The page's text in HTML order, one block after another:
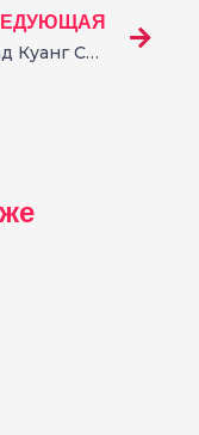
Водопад Куанг Си в Лаосе, Луангпрабанг: полный гайд